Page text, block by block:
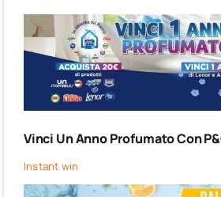
Vinci Un Anno Profumato Con
Instant win